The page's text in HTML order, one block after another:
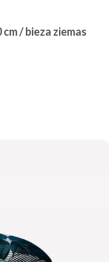
/ bieza ziemas